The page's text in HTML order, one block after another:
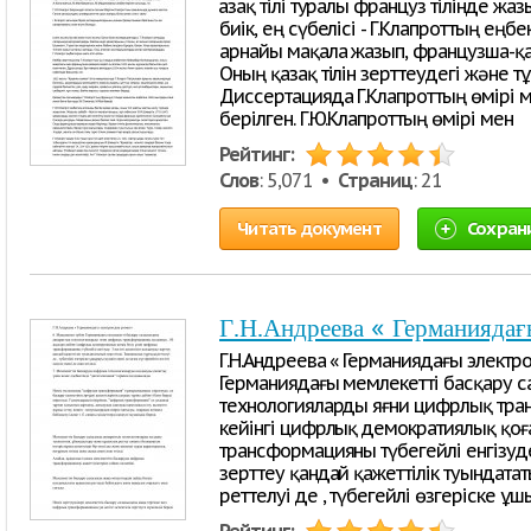
Қазақ тілі туралы француз тілінде
биік, ең сүбелісі - Г.Клапроттың
арнайы мақала жазып, французша-
Оның қазақ тілін зерттеудегі және
Диссертацияда Г.Клапроттың
берілген. Г.Ю.Клапроттың өмірі мен
Рейтинг:
Слов: 5,071 • Страниц: 21
Читать документ
Г.Н.Андреева «
Г.Н.Андреева « Германиядағы
Германиядағы мемлекетті басқару
технологияларды яғни цифрлық
кейінгі цифрлық демократиялық
трансформацияны түбегейлі
зерттеу қандай қажеттілік
реттелуі де , түбегейлі өзгеріске